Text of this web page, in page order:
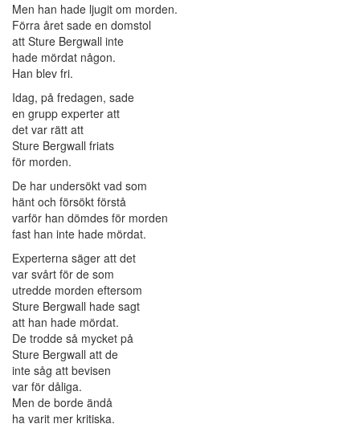
Men han hade ljugit om morden.
Förra året sade en domstol
att Sture Bergwall inte
hade mördat någon.
Han blev fri.
Idag, på fredagen, sade
en grupp experter att
det var rätt att
Sture Bergwall friats
för morden.
De har undersökt vad som
hänt och försökt förstå
varför han dömdes för morden
fast han inte hade mördat.
Experterna säger att det
var svårt för de som
utredde morden eftersom
Sture Bergwall hade sagt
att han hade mördat.
De trodde så mycket på
Sture Bergwall att de
inte såg att bevisen
var för dåliga.
Men de borde ändå
ha varit mer kritiska.